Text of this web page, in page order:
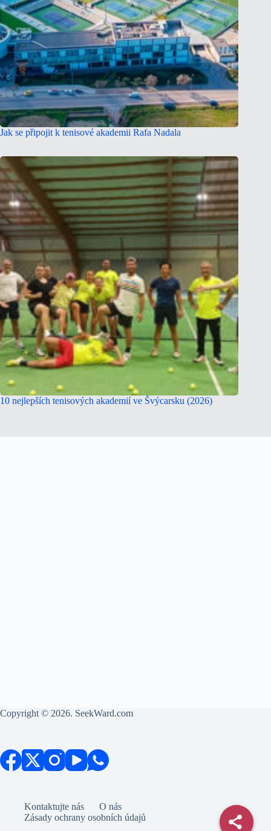
Jak se připojit k tenisové akademii Rafa Nadala
10 nejlepších tenisových akademií ve Švýcarsku (2026)
Copyright © 2026. SeekWard.com
Kontaktujte nás
O nás
Zásady ochrany osobních údajů